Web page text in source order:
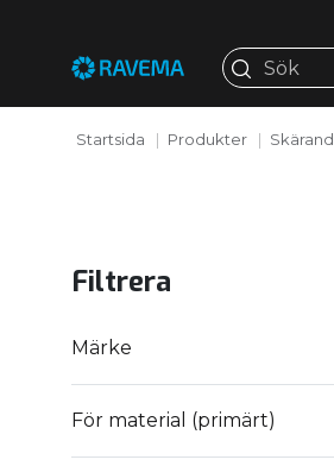
Startsida Produkter
Filtrera
Märke
För material (primärt)